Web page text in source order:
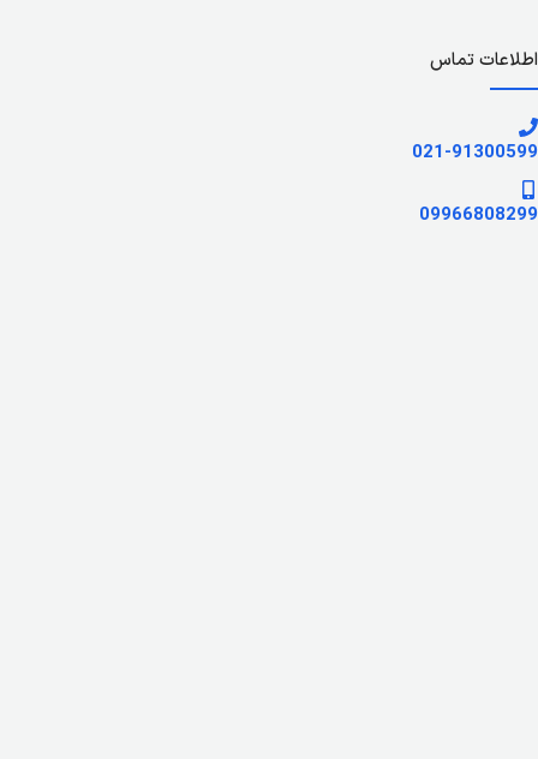
اطلاعات تماس
021-91300599
09966808299